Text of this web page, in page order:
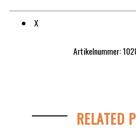
Artikelnummer:
RELATED